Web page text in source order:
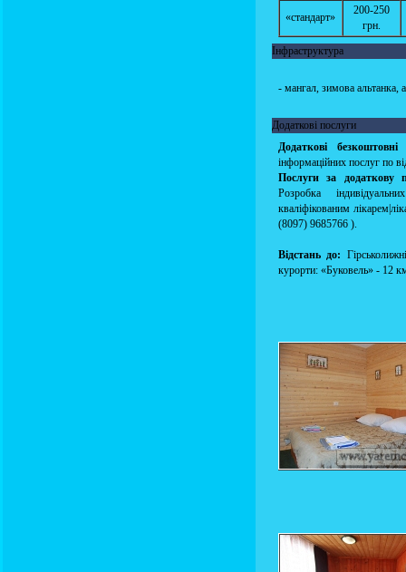
«стандарт»
200-250
грн.
Інфраструктура
- мангал, зимова альтанка,
Додаткові послуги
Додаткові безкоштовні
інформаційних послуг по
Послуги за додаткову
Розробка
кваліфікованим
(8097) 9685766 ).
Відстань до:
курорти: «Буковель» - 12